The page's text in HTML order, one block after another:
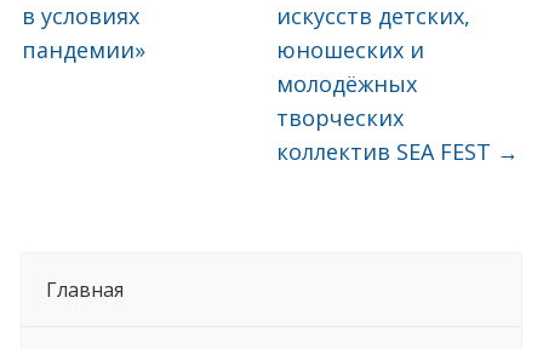
Главная
в условиях
пандемии»
искусств детских,
юношеских и
молодёжных
творческих
коллектив SEA FEST →